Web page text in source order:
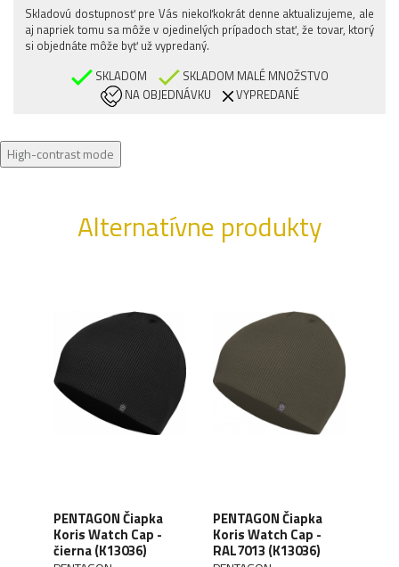
Skladovú dostupnosť pre Vás niekoľkokrát denne aktualizujeme, ale
aj napriek tomu sa môže v ojedinelých prípadoch stať, že tovar, ktorý
si objednáte môže byť už vypredaný.
SKLADOM
SKLADOM MALÉ MNOŽSTVO
NA OBJEDNÁVKU
VYPREDANÉ
High-contrast mode
Alternatívne produkty
PENTAGON Čiapka
Koris Watch Cap -
čierna (K13036)
PENTAGON Čiapka
Koris Watch Cap -
RAL7013 (K13036)